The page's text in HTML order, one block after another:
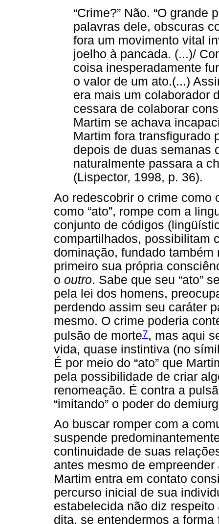
“Crime?” Não. “O grande
palavras dele, obscuras
fora um movimento vital
joelho à pancada. (...)/
coisa inesperadamente
o valor de um ato.(...)
era mais um colaborador
cessara de colaborar
Martim se achava
Martim fora transfigurado
depois de duas semanas
naturalmente passara a
(Lispector, 1998, p. 36).
Ao redescobrir o crime como
como “ato”, rompe com a
conjunto de códigos
compartilhados, possibilitam
dominação, fundado
primeiro sua própria
o outro. Sabe que seu “ato”
pela lei dos homens,
perdendo assim seu caráter
mesmo. O crime poderia
pulsão de morte7, mas aqui
vida, quase instintiva (no
É por meio do “ato” que
pela possibilidade de criar
renomeação. É contra a
“imitando” o poder do
Ao buscar romper com a
suspende
continuidade de suas
antes mesmo de
Martim entra em contato
percurso inicial de sua
estabelecida não diz
dita, se entendermos a